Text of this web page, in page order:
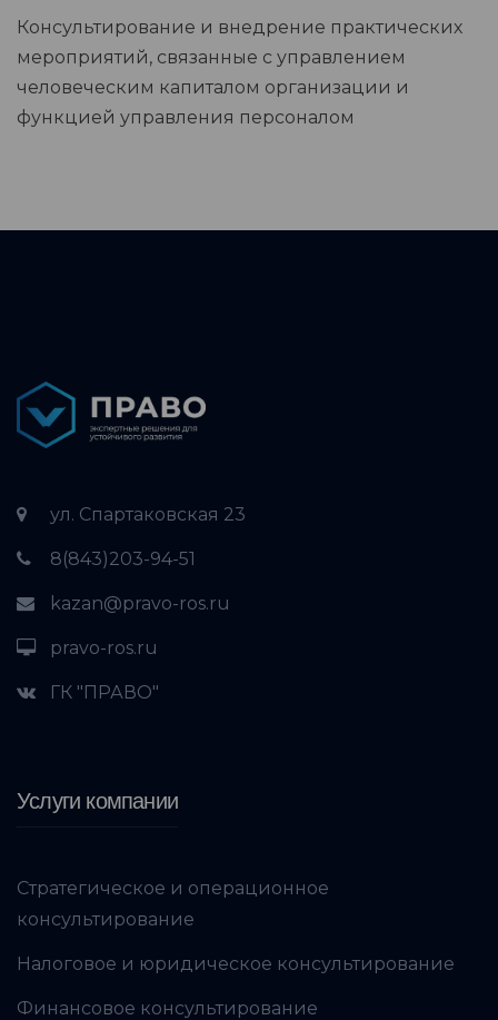
Консультирование и внедрение практических
мероприятий, связанные с управлением
человеческим капиталом организации и
функцией управления персоналом
ул. Спартаковская 23
8(843)203-94-51
kazan@pravo-ros.ru
pravo-ros.ru
ГК "ПРАВО"
Услуги компании
Стратегическое и операционное
консультирование
Налоговое и юридическое консультирование
Финансовое консультирование